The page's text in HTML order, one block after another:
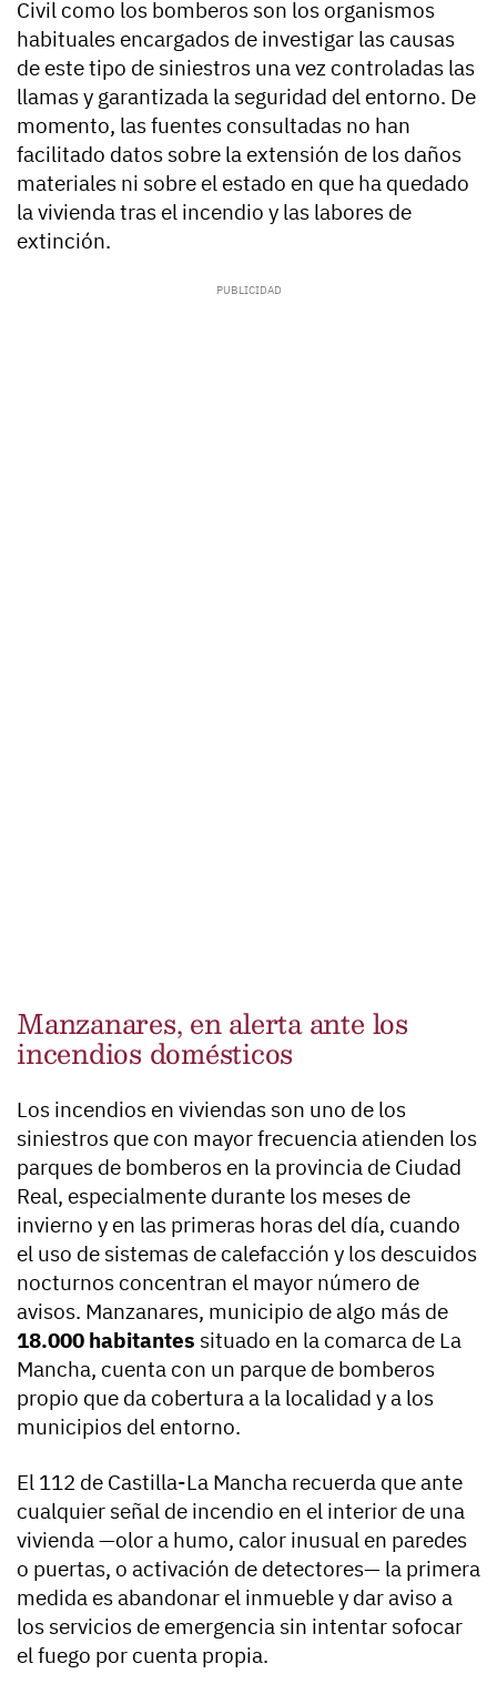
Civil como los bomberos son los organismos
habituales encargados de investigar las causas
de este tipo de siniestros una vez controladas las
llamas y garantizada la seguridad del entorno. De
momento, las fuentes consultadas no han
facilitado datos sobre la extensión de los daños
materiales ni sobre el estado en que ha quedado
la vivienda tras el incendio y las labores de
extinción.
Manzanares, en alerta ante los
incendios domésticos
Los incendios en viviendas son uno de los
siniestros que con mayor frecuencia atienden los
parques de bomberos en la provincia de Ciudad
Real, especialmente durante los meses de
invierno y en las primeras horas del día, cuando
el uso de sistemas de calefacción y los descuidos
nocturnos concentran el mayor número de
avisos. Manzanares, municipio de algo más de
18.000 habitantes situado en la comarca de La
Mancha, cuenta con un parque de bomberos
propio que da cobertura a la localidad y a los
municipios del entorno.
El 112 de Castilla-La Mancha recuerda que ante
cualquier señal de incendio en el interior de una
vivienda —olor a humo, calor inusual en paredes
o puertas, o activación de detectores— la primera
medida es abandonar el inmueble y dar aviso a
los servicios de emergencia sin intentar sofocar
el fuego por cuenta propia.